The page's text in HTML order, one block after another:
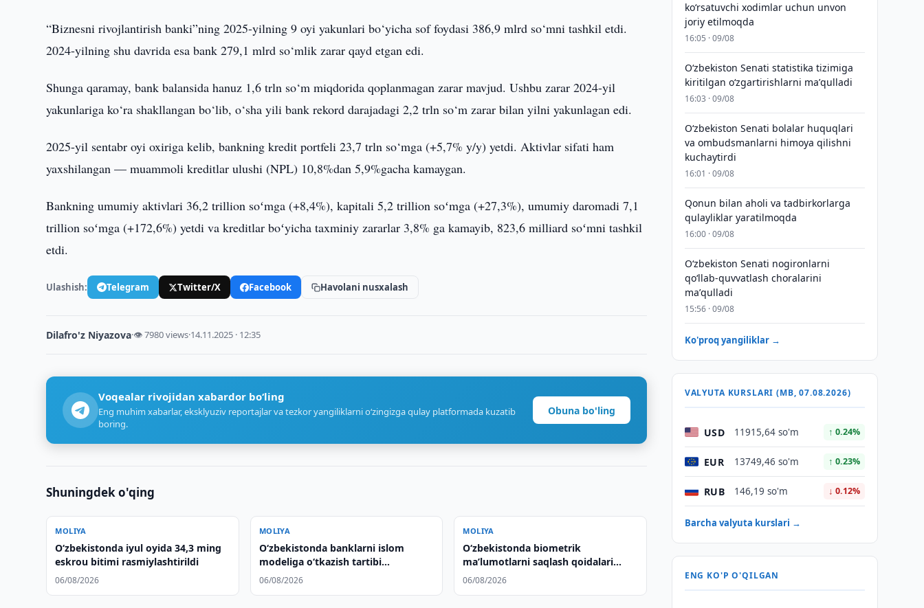
“Biznesni rivojlantirish banki”ning 2025-yilning 9 oyi yakunlari bo‘yicha sof foydasi 386,9 mlrd so‘mni tashkil etdi.
2024-yilning shu davrida esa bank 279,1 mlrd so‘mlik zarar qayd etgan edi.
Shunga qaramay, bank balansida hanuz 1,6 trln so‘m miqdorida qoplanmagan zarar mavjud. Ushbu zarar 2024-yil
yakunlariga ko‘ra shakllangan bo‘lib, o‘sha yili bank rekord darajadagi 2,2 trln so‘m zarar bilan yilni yakunlagan edi.
2025-yil sentabr oyi oxiriga kelib, bankning kredit portfeli 23,7 trln so‘mga (+5,7% y/y) yetdi. Aktivlar sifati ham
yaxshilangan — muammoli kreditlar ulushi (NPL) 10,8%dan 5,9%gacha kamaygan.
Bankning umumiy aktivlari 36,2 trillion soʻmga (+8,4%), kapitali 5,2 trillion soʻmga (+27,3%), umumiy daromadi 7,1
trillion soʻmga (+172,6%) yetdi va kreditlar boʻyicha taxminiy zararlar 3,8% ga kamayib, 823,6 milliard soʻmni tashkil
etdi.
Ulashish: Telegram Twitter/X Facebook Havolani nusxalash
Dilafro'z Niyazova·👁 7980 views·14.11.2025 · 12:35
Voqealar rivojidan xabardor bo‘ling
Eng muhim xabarlar, eksklyuziv reportajlar va tezkor yangiliklarni o‘zingizga qulay platformada kuzatib
boring.
Obuna bo'ling
Shuningdek o'qing
MOLIYA
O‘zbekistonda iyul oyida 34,3 ming
eskrou bitimi rasmiylashtirildi
06/08/2026
MOLIYA
O‘zbekistonda banklarni islom
modeliga o‘tkazish tartibi
tasdiqlandi
06/08/2026
MOLIYA
O‘zbekistonda biometrik
maʼlumotlarni saqlash qoidalari
kuchaytirildi
06/08/2026
koʻrsatuvchi xodimlar uchun unvon
joriy etilmoqda
16:05 · 09/08
Oʻzbekiston Senati statistika tizimiga
kiritilgan oʻzgartirishlarni maʼqulladi
16:03 · 09/08
Oʻzbekiston Senati bolalar huquqlari
va ombudsmanlarni himoya qilishni
kuchaytirdi
16:01 · 09/08
Qonun bilan aholi va tadbirkorlarga
qulayliklar yaratilmoqda
16:00 · 09/08
Oʻzbekiston Senati nogironlarni
qoʻllab-quvvatlash choralarini
maʼqulladi
15:56 · 09/08
Ko'proq yangiliklar →
VALYUTA KURSLARI (MB, 07.08.2026)
USD 11915,64 so'm ↑ 0.24%
EUR 13749,46 so'm ↑ 0.23%
RUB 146,19 so'm ↓ 0.12%
Barcha valyuta kurslari →
ENG KO'P O'QILGAN